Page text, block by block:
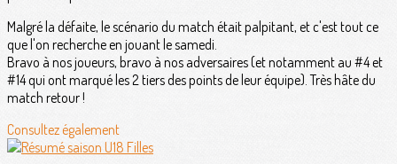
Malgré la défaite, le scénario du match était palpitant, et c'est tout ce
que l'on recherche en jouant le samedi.
Bravo à nos joueurs, bravo à nos adversaires (et notamment au #4 et
#14 qui ont marqué les 2 tiers des points de leur équipe). Très hâte du
match retour !
Consultez également